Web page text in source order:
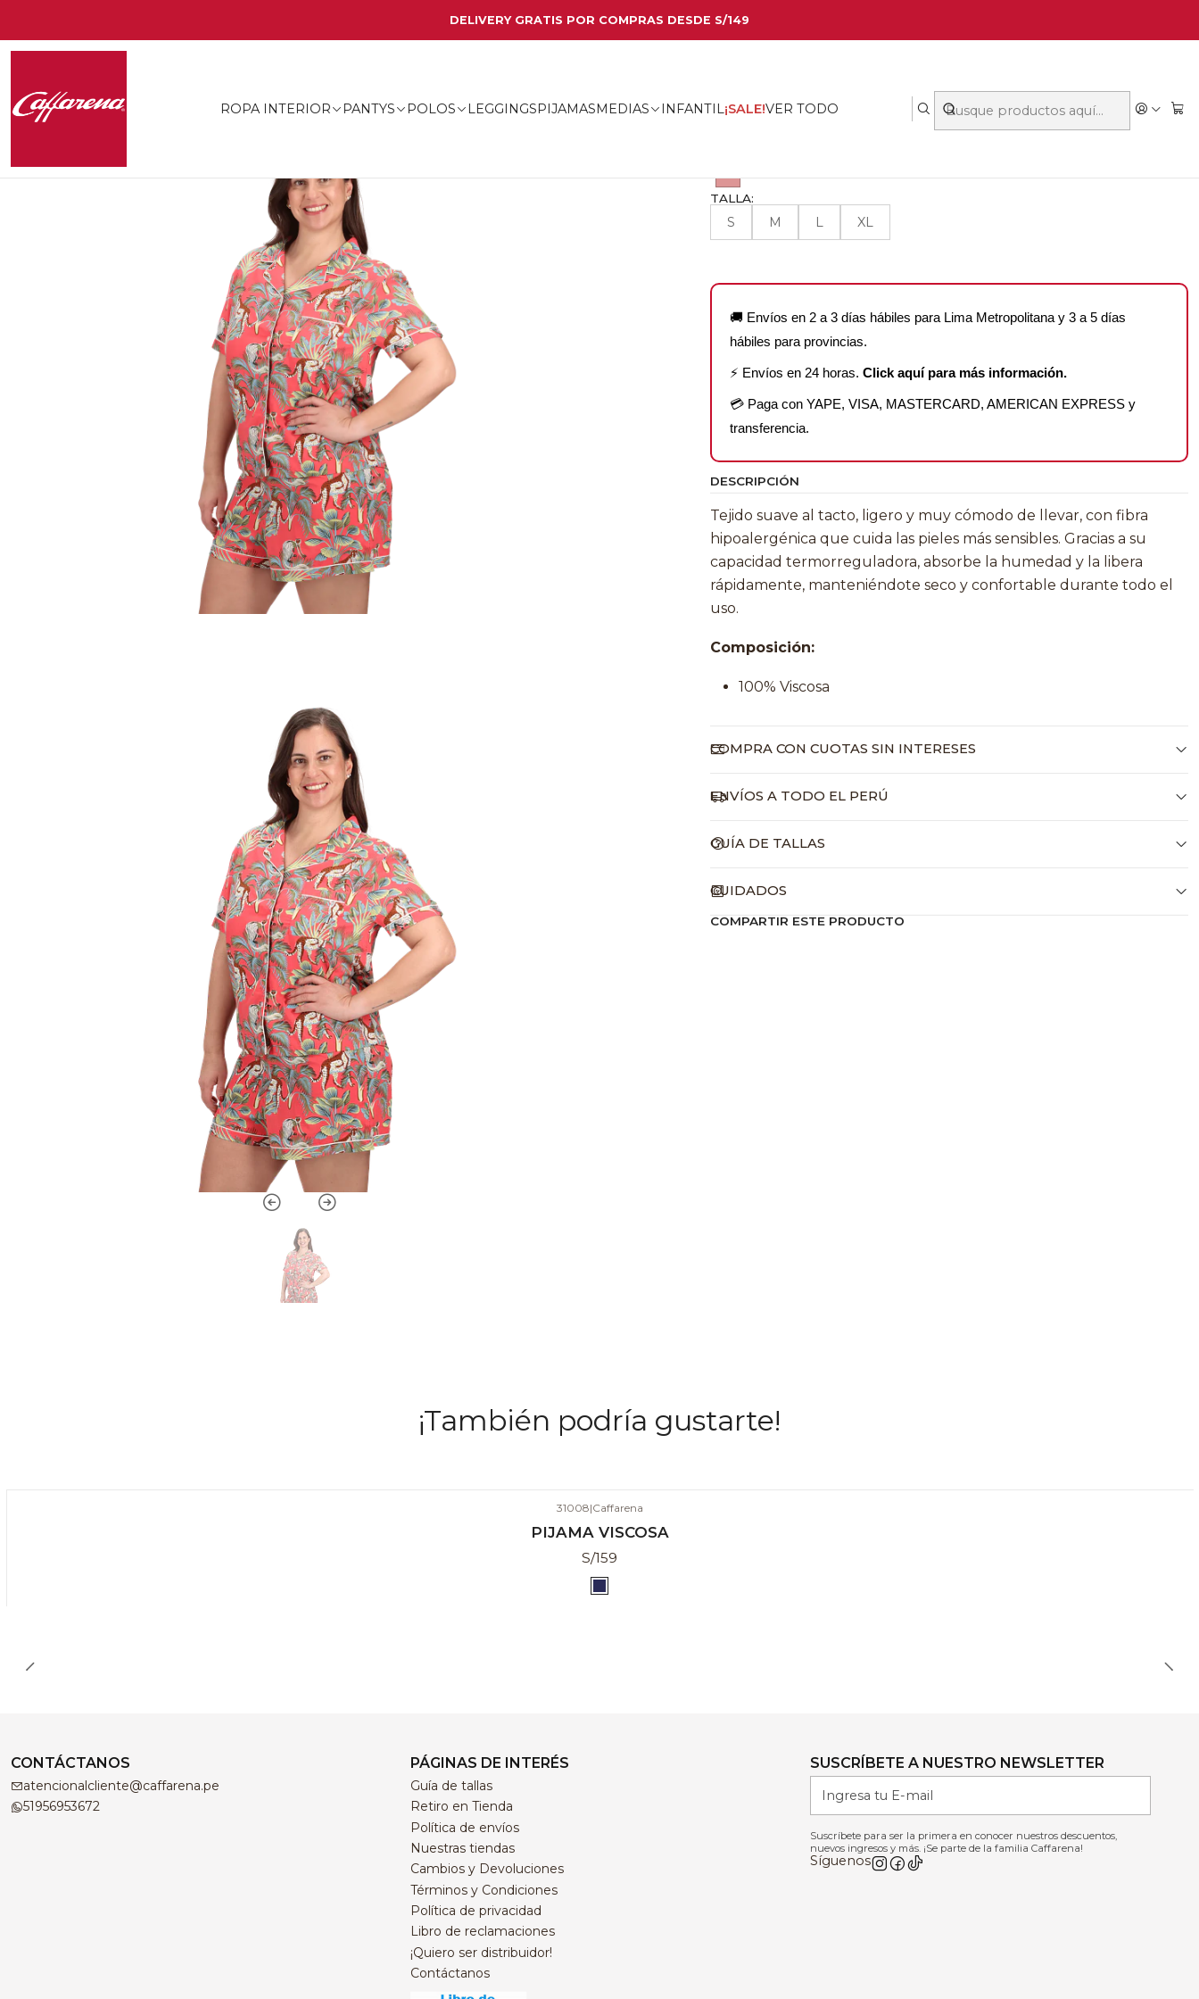
DELIVERY GRATIS POR COMPRAS DESDE S/149
ROPA INTERIOR PANTYS POLOS LEGGINGSPIJAMASMEDIAS INFANTIL¡SALE!VER TODO
PIJAMA CORTO VISCOSA
|
TALLA:
S M L XL
🚚 Envíos en 2 a 3 días hábiles para Lima Metropolitana y 3 a 5 días
hábiles para provincias.
⚡ Envíos en 24 horas. Click aquí para más información.
💳 Paga con YAPE, VISA, MASTERCARD, AMERICAN EXPRESS y
transferencia.
DESCRIPCIÓN
Tejido suave al tacto, ligero y muy cómodo de llevar, con fibra
hipoalergénica que cuida las pieles más sensibles. Gracias a su
capacidad termorreguladora, absorbe la humedad y la libera
rápidamente, manteniéndote seco y confortable durante todo el
uso.
Composición:
100% Viscosa
COMPRA CON CUOTAS SIN INTERESES
ENVÍOS A TODO EL PERÚ
GUÍA DE TALLAS
CUIDADOS
COMPARTIR ESTE PRODUCTO
¡También podría gustarte!
31008|Caffarena
PIJAMA VISCOSA
S/159
CONTÁCTANOS
atencionalcliente@caffarena.pe
51956953672
PÁGINAS DE INTERÉS
Guía de tallas
Retiro en Tienda
Política de envíos
Nuestras tiendas
Cambios y Devoluciones
Términos y Condiciones
Política de privacidad
Libro de reclamaciones
¡Quiero ser distribuidor!
Contáctanos
SUSCRÍBETE A NUESTRO NEWSLETTER
Suscríbete para ser la primera en conocer nuestros descuentos,
nuevos ingresos y más. ¡Se parte de la familia Caffarena!
Síguenos